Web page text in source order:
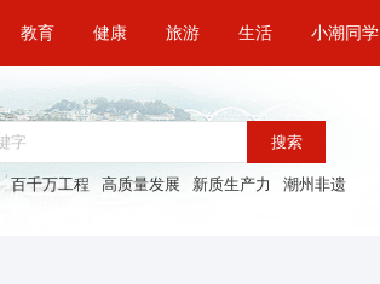
教育 健康 旅游 生活 小潮同学
搜索
百千万工程 高质量发展 新质生产力 潮州非遗